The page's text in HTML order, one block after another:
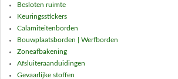
Besloten ruimte
Keuringsstickers
Calamiteitenborden
Bouwplaatsborden | Werfborden
Zoneafbakening
Afsluiteraanduidingen
Gevaarlijke stoffen